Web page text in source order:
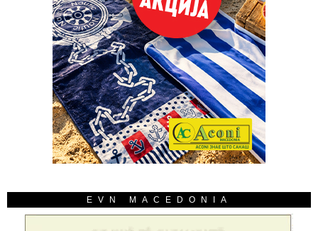
EVN MACEDONIA